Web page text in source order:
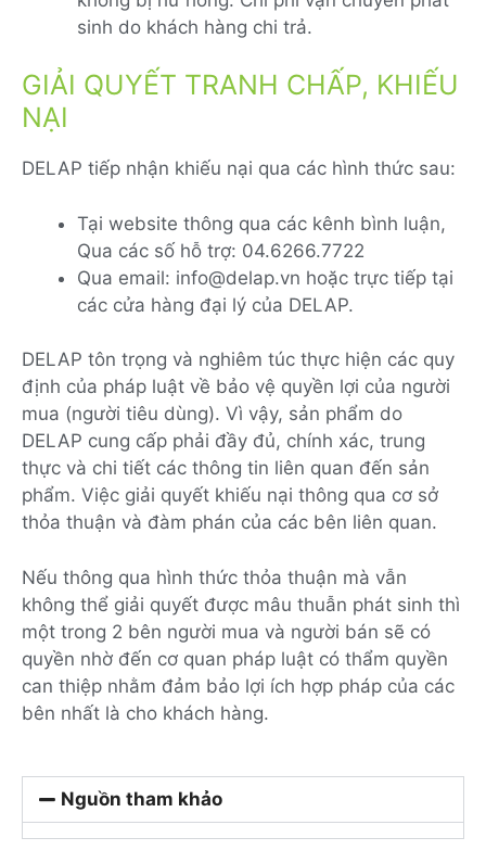
sinh do khách hàng chi trả.
GIẢI QUYẾT TRANH CHẤP, KHIẾU
NẠI
DELAP tiếp nhận khiếu nại qua các hình thức sau:
Tại website thông qua các kênh bình luận,
Qua các số hỗ trợ: 04.6266.7722
Qua email: info@delap.vn hoặc trực tiếp tại
các cửa hàng đại lý của DELAP.
DELAP tôn trọng và nghiêm túc thực hiện các quy
định của pháp luật về bảo vệ quyền lợi của người
mua (người tiêu dùng). Vì vậy, sản phẩm do
DELAP cung cấp phải đầy đủ, chính xác, trung
thực và chi tiết các thông tin liên quan đến sản
phẩm. Việc giải quyết khiếu nại thông qua cơ sở
thỏa thuận và đàm phán của các bên liên quan.
Nếu thông qua hình thức thỏa thuận mà vẫn
không thể giải quyết được mâu thuẫn phát sinh thì
một trong 2 bên người mua và người bán sẽ có
quyền nhờ đến cơ quan pháp luật có thẩm quyền
can thiệp nhằm đảm bảo lợi ích hợp pháp của các
bên nhất là cho khách hàng.
Nguồn tham khảo